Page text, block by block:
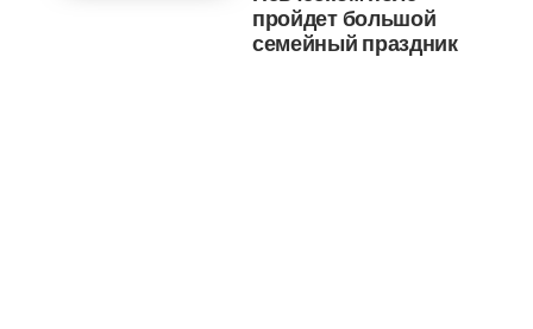
пройдет большой
семейный праздник